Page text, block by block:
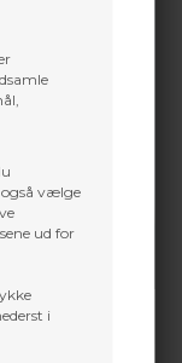
også vælge
ud for
i